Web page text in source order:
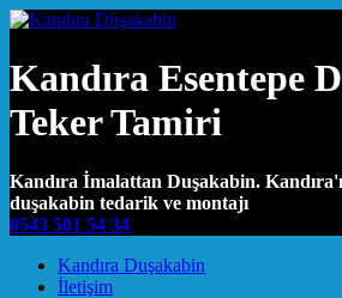
Kandıra Esentepe
Teker Tamiri
Kandıra İmalattan Duşakabin.
duşakabin tedarik ve montajı
0543 501 54 34
Main Navigation
Kandıra Duşakabin
İletişim